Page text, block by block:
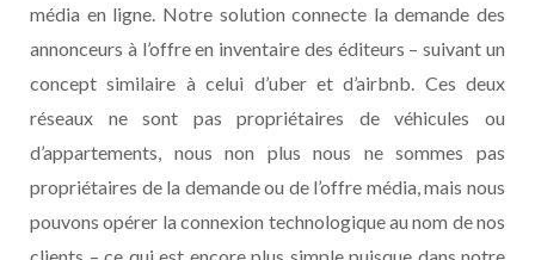
média en ligne. Notre solution connecte la demande des
annonceurs à l’offre en inventaire des éditeurs – suivant un
concept similaire à celui d’uber et d’airbnb. Ces deux
réseaux ne sont pas propriétaires de véhicules ou
d’appartements, nous non plus nous ne sommes pas
propriétaires de la demande ou de l’offre média, mais nous
pouvons opérer la connexion technologique au nom de nos